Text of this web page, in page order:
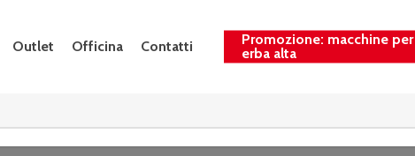
Outlet Officina Contatti
Promozione: macchine per
erba alta